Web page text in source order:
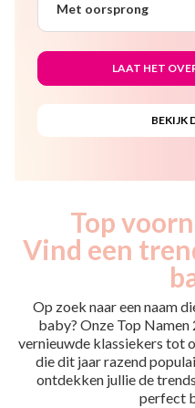
Met oorsprong
Top
Vind een
Op zoek naar een naam
baby? Onze Top
vernieuwde klassiekers tot
die dit jaar razend
ontdekken jullie de
perfect